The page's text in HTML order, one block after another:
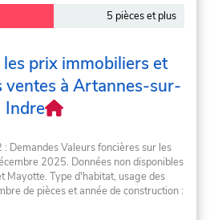
5 pièces et plus
prix immobiliers et
ventes à Artannes-sur-
Indre
Demandes Valeurs foncières sur les
2025. Données non disponibles
Mayotte. Type d'habitat, usage des
de pièces et année de construction :